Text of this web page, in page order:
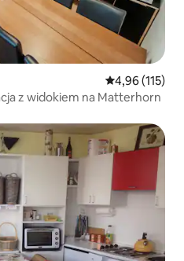
Średnia
4,96 (115)
z widokiem na Matterhorn